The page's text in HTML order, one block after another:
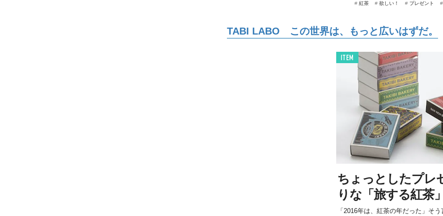
# プレゼント
# 欲しい！
# 紅茶
TABI LABO この世界は、もっと広いはずだ。
ITEM
ちょっとしたプレ
りな「旅する紅茶
「2016年は、紅茶の年だった」そ